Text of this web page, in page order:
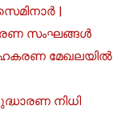
|
സംഘങ്ങൾ
മേഖലയിൽ
നിധി